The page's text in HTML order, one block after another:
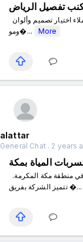
تفصيل الرياض
تفصيل الكنب في الرياض هو خيار رائع لأولئك الذين يبحثون عن الأثاث المخصص والفريد من نوعه لمنازلهم. هذه الخدمة تتيح للعملاء اختيار تصميم وألوان
ومو�...
More
alattar
General Chat . 2 years
المياة بمكة
تتميز الشركة بفريق �...